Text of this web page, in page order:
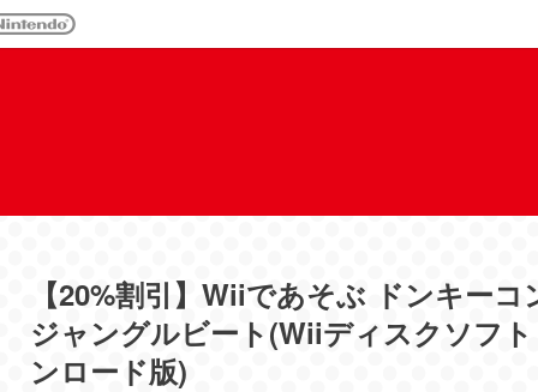
【20%割引】Wiiであそぶ ドンキーコ
ジャングルビート(Wiiディスクソフ
ンロード版)